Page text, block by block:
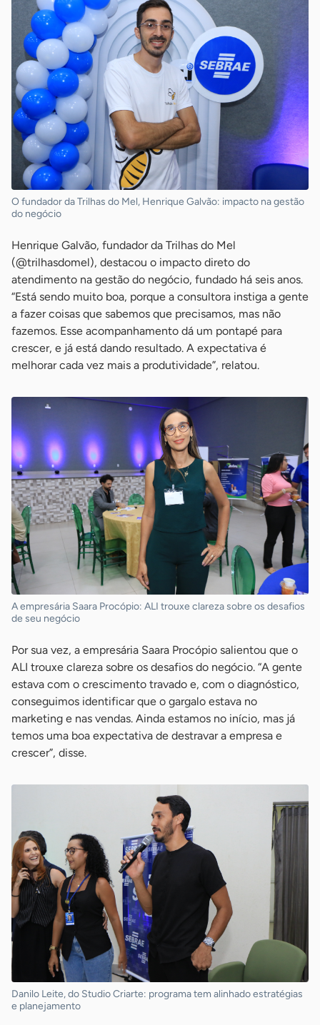
O fundador da Trilhas do Mel, Henrique Galvão: impacto na gestão
do negócio
Henrique Galvão, fundador da Trilhas do Mel
(@trilhasdomel), destacou o impacto direto do
atendimento na gestão do negócio, fundado há seis anos.
“Está sendo muito boa, porque a consultora instiga a gente
a fazer coisas que sabemos que precisamos, mas não
fazemos. Esse acompanhamento dá um pontapé para
crescer, e já está dando resultado. A expectativa é
melhorar cada vez mais a produtividade”, relatou.
A empresária Saara Procópio: ALI trouxe clareza sobre os desafios
de seu negócio
Por sua vez, a empresária Saara Procópio salientou que o
ALI trouxe clareza sobre os desafios do negócio. “A gente
estava com o crescimento travado e, com o diagnóstico,
conseguimos identificar que o gargalo estava no
marketing e nas vendas. Ainda estamos no início, mas já
temos uma boa expectativa de destravar a empresa e
crescer”, disse.
Danilo Leite, do Studio Criarte: programa tem alinhado estratégias
e planejamento